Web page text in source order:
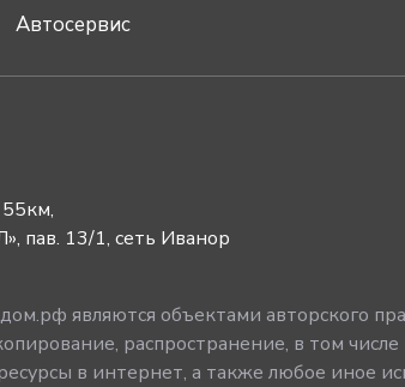
Автосервис
пав. 13/1, сеть Иванор
являются объектами авторского
распространение, в том числе
в интернет, а также любое иное